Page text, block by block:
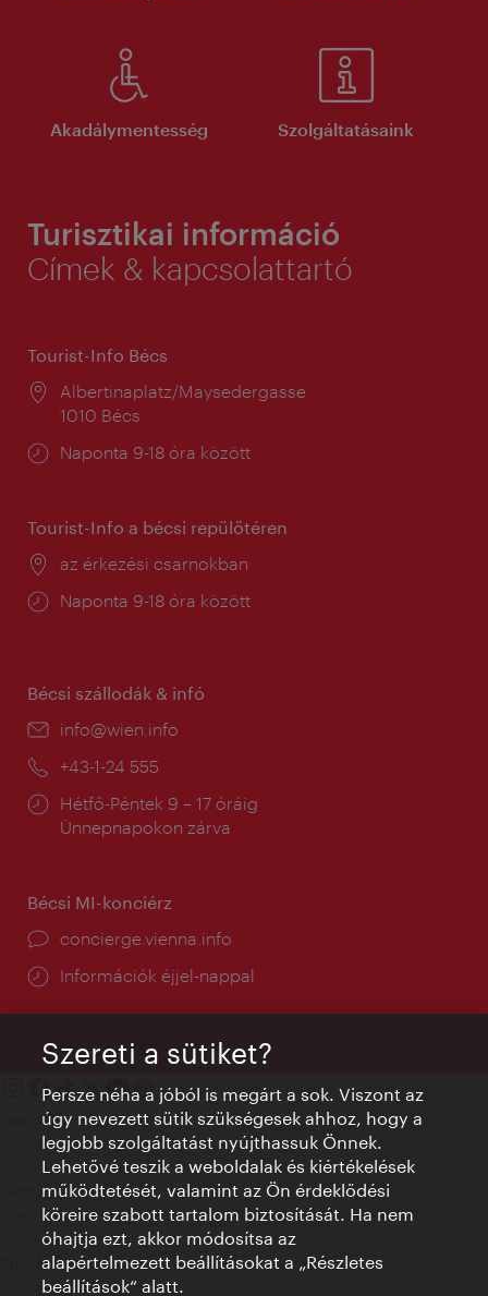
Akadálymentesség Szolgáltatásaink
Turisztikai információ
Címek & kapcsolattartó
Tourist-Info Bécs
Helyszín:
Albertinaplatz/Maysedergasse
1010 Bécs
Nyitva
Naponta 9-18 óra között
Tourist-Info a bécsi repülőtéren
Helyszín:
az érkezési csarnokban
Nyitva
Naponta 9-18 óra között
Bécsi szállodák & infó
E-
info@wien.info
Telefon:
+43-1-24 555
Nyitva
tartás:
Hétfő-Péntek 9 – 17 óráig
Ünnepnapokon zárva
Bécsi MI-konciérz
concierge.vienna.info
Információk éjjel-nappal
Kapcsolat
Credits
Adatvédelmi nyilatkozat
Terms of Use
Megközelíthetőség
Sajtókapcsolat
Sütik beállítása
© Copyright WienTourismus
Szereti a sütiket?
Persze néha a jóból is megárt a sok. Viszont az
úgy nevezett sütik szükségesek ahhoz, hogy a
legjobb szolgáltatást nyújthassuk Önnek.
Lehetővé teszik a weboldalak és kiértékelések
működtetését, valamint az Ön érdeklődési
köreire szabott tartalom biztosítását. Ha nem
óhajtja ezt, akkor módosítsa az
alapértelmezett beállításokat a „Részletes
beállítások“ alatt.